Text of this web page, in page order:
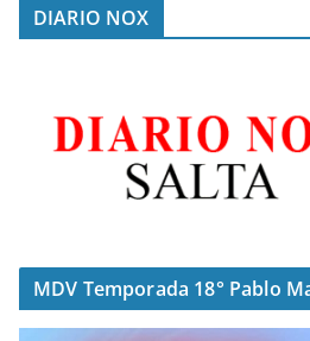
DIARIO NOX
MDV Temporada 18° Pablo